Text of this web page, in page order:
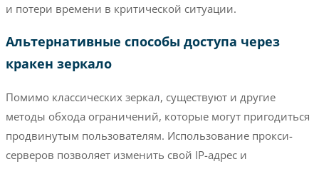
и потери времени в критической ситуации.
Альтернативные способы доступа через
кракен зеркало
Помимо классических зеркал, существуют и другие
методы обхода ограничений, которые могут пригодиться
продвинутым пользователям. Использование прокси-
серверов позволяет изменить свой IP-адрес и